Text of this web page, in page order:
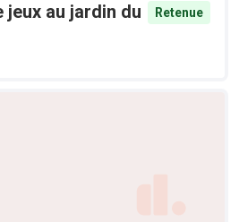
jeux au jardin du
Retenue